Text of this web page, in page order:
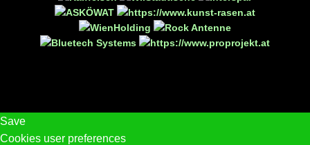
Save
Cookies user preferences